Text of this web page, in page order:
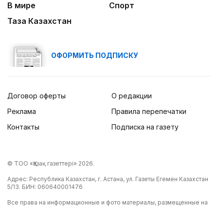
В мире
Спорт
Таза Казахстан
ОФОРМИТЬ ПОДПИСКУ
Договор оферты
Реклама
Контакты
О редакции
Правила перепечатки
Подписка на газету
© ТОО «Қазақ газеттері» 2026.
Адрес: Республика Казахстан, г. Астана, ул. Газеты Егемен Казахстан
5/13. БИН: 060640001476
Все права на информационные и фото материалы, размещенные на